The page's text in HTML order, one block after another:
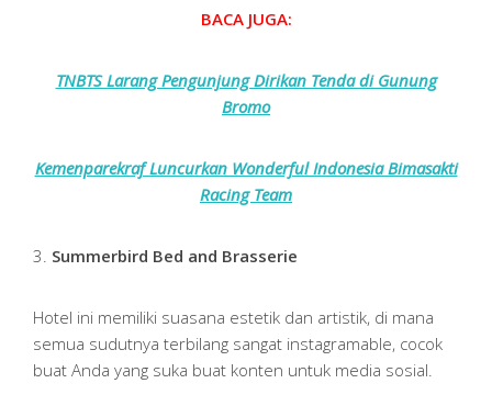
BACA JUGA:
TNBTS Larang Pengunjung Dirikan Tenda di Gunung
Bromo
Kemenparekraf Luncurkan Wonderful Indonesia Bimasakti
Racing Team
3. Summerbird Bed and Brasserie
Hotel ini memiliki suasana estetik dan artistik, di mana
semua sudutnya terbilang sangat instagramable, cocok
buat Anda yang suka buat konten untuk media sosial.